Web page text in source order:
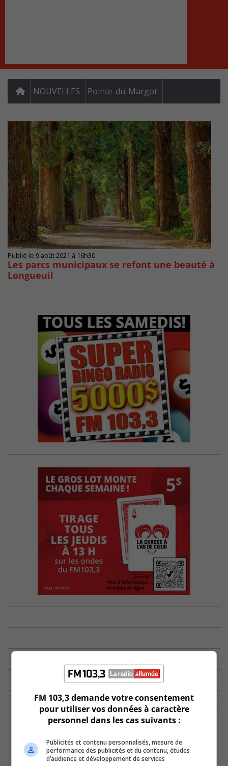
NOUVELLES Pointe-du-Margot
Publié le 9 août 2021 à 16h30
Les parcs municipaux se refont une beauté à
Longueuil
FM 103,3 demande votre consentement
pour utiliser vos données à caractère
personnel dans les cas suivants :
Publicités et contenu personnalisés, mesure de
performance des publicités et du contenu, études
d’audience et développement de services